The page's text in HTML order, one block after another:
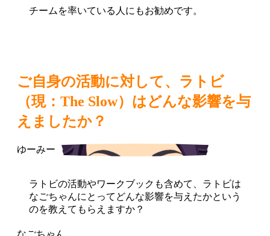
チームを率いている人にもお勧めです。
ご自身の活動に対して、ラトビ
（現：The Slow）はどんな影響を与
えましたか？
ラトビの活動やワークブックも含めて、ラトビは
なごちゃんにとってどんな影響を与えたかという
のを教えてもらえますか？